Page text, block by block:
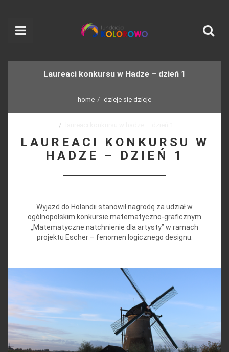
Laureaci konkursu w Hadze – dzień 1
home dzieje się dzieje
LAUREACI KONKURSU W
HADZE – DZIEŃ 1
Wyjazd do Holandii stanowił nagrodę za udział w
ogólnopolskim konkursie matematyczno-graficznym
„Matematyczne natchnienie dla artysty” w ramach
projektu Escher – fenomen logicznego designu.